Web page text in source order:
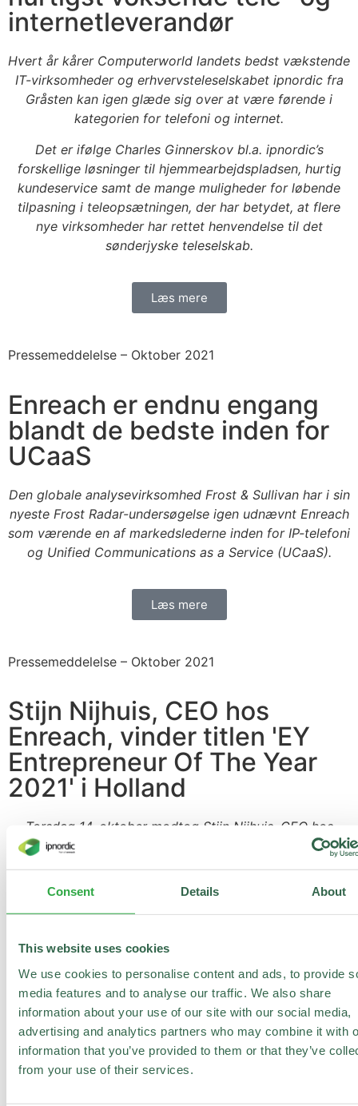
Consent Details About
This website uses cookies
We use cookies to personalise content and ads, to provide
media features and to analyse our traffic. We also share
information about your use of our site with our social media,
advertising and analytics partners who may combine it with
information that you’ve provided to them or that they’ve
from your use of their services.
internetleverandør
Hvert år kårer Computerworld landets bedst vækstende
IT-virksomheder og erhvervsteleselskabet ipnordic fra
Gråsten kan igen glæde sig over at være førende i
kategorien for telefoni og internet.
Det er ifølge Charles Ginnerskov bl.a. ipnordic’s
forskellige løsninger til hjemmearbejdspladsen, hurtig
kundeservice samt de mange muligheder for løbende
tilpasning i teleopsætningen, der har betydet, at flere
nye virksomheder har rettet henvendelse til det
sønderjyske teleselskab.
Læs mere
Pressemeddelelse – Oktober 2021
Enreach er endnu engang
blandt de bedste inden for
UCaaS
Den globale analysevirksomhed Frost & Sullivan har i sin
nyeste Frost Radar-undersøgelse igen udnævnt Enreach
som værende en af markedslederne inden for IP-telefoni
og Unified Communications as a Service (UCaaS).
Læs mere
Pressemeddelelse – Oktober 2021
Stijn Nijhuis, CEO hos
Enreach, vinder titlen 'EY
Entrepreneur Of The Year
2021' i Holland
Torsdag 14. oktober modtog Stijn Nijhuis, CEO hos
Enreach, den flotte pris som EY Entrepreneur of the
kommunikationsselskaber, der alle leverer intelligente
i hele Europa. Vi er utrolig glade for dette internationale
samarbejde og de unikke muligheder inden for faglig
sparring, udvikling og videndeling, som det dagligt
bærer med sig – til stor gavn for både vores team og
vores kunder.